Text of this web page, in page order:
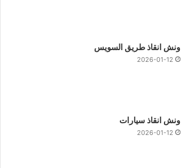
ونش انقاذ طريق السويس
2026-01-12
ونش انقاذ سيارات
2026-01-12